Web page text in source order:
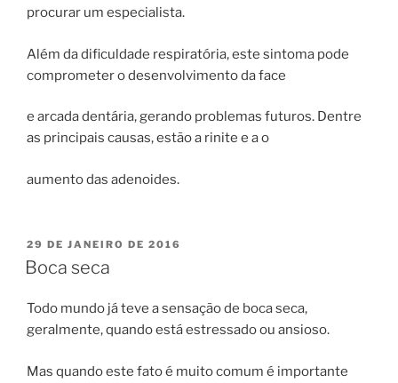
procurar um especialista.
Além da dificuldade respiratória, este sintoma pode
comprometer o desenvolvimento da face
e arcada dentária, gerando problemas futuros. Dentre
as principais causas, estão a rinite e a o
aumento das adenoides.
PUBLICADO
EM
29 DE JANEIRO DE 2016
Boca seca
Todo mundo já teve a sensação de boca seca,
geralmente, quando está estressado ou ansioso.
Mas quando este fato é muito comum é importante